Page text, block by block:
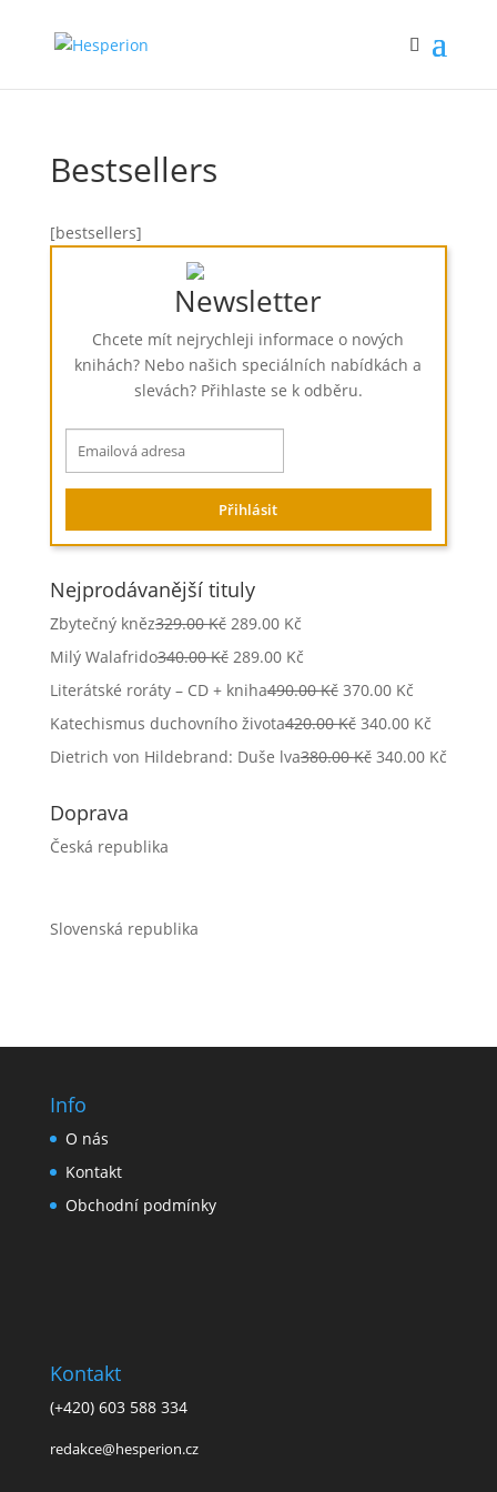
Bestsellers
[bestsellers]
Newsletter
Chcete mít nejrychleji informace o nových
knihách? Nebo našich speciálních nabídkách a
slevách? Přihlaste se k odběru.
Nejprodávanější tituly
Zbytečný kněz329.00Kč 289.00 Kč
Milý Walafrido340.00Kč 289.00 Kč
Literátské roráty – CD + kniha490.00Kč 370.00 Kč
Katechismus duchovního života420.00Kč 340.00 Kč
Dietrich von Hildebrand: Duše lva380.00Kč 340.00 Kč
Doprava
Česká republika
Slovenská republika
Info
O nás
Kontakt
Obchodní podmínky
Kontakt
(+420) 603 588 334
redakce@hesperion.cz